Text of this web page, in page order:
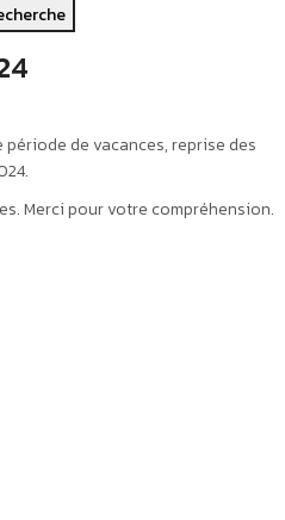
de vacances, reprise des
Merci pour votre compréhension.